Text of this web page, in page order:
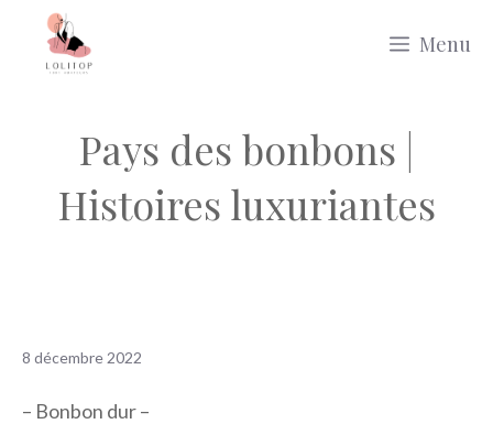
Menu
Pays des bonbons |
Histoires luxuriantes
8 décembre 2022
– Bonbon dur –